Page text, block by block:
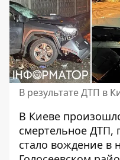
В результате ДТП в
В Киеве
смертельное ДТП,
стало вождение в